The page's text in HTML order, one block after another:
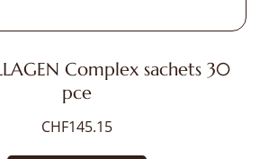
Complex sachets 30
pce
CHF145.15